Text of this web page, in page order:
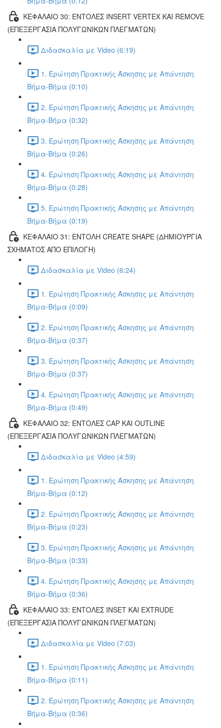
ΚΕΦΑΛΑΙΟ 30: ΕΝΤΟΛΕΣ INSERT VERTEX ΚΑΙ REMOVE
(ΕΠΕΞΕΡΓΑΣΙΑ ΠΟΛΥΓΩΝΙΚΩΝ ΠΛΕΓΜΑΤΩΝ)
Διδασκαλία με Video (6:19)
1. Ερώτηση Πρακτικής Άσκησης με Απάντηση
Βήμα-Βήμα (0:10)
2. Ερώτηση Πρακτικής Άσκησης με Απάντηση
Βήμα-Βήμα (0:32)
3. Ερώτηση Πρακτικής Άσκησης με Απάντηση
Βήμα-Βήμα (0:26)
4. Ερώτηση Πρακτικής Άσκησης με Απάντηση
Βήμα-Βήμα (0:28)
5. Ερώτηση Πρακτικής Άσκησης με Απάντηση
Βήμα-Βήμα (0:19)
ΚΕΦΑΛΑΙΟ 31: ΕΝΤΟΛΗ CREATE SHAPE (ΔΗΜΙΟΥΡΓΙΑ
ΣΧΗΜΑΤΟΣ ΑΠΟ ΕΠΙΛΟΓΗ)
Διδασκαλία με Video (6:24)
1. Ερώτηση Πρακτικής Άσκησης με Απάντηση
Βήμα-Βήμα (0:09)
2. Ερώτηση Πρακτικής Άσκησης με Απάντηση
Βήμα-Βήμα (0:37)
3. Ερώτηση Πρακτικής Άσκησης με Απάντηση
Βήμα-Βήμα (0:37)
4. Ερώτηση Πρακτικής Άσκησης με Απάντηση
Βήμα-Βήμα (0:49)
ΚΕΦΑΛΑΙΟ 32: ΕΝΤΟΛΕΣ CAP ΚΑΙ OUTLINE
(ΕΠΕΞΕΡΓΑΣΙΑ ΠΟΛΥΓΩΝΙΚΩΝ ΠΛΕΓΜΑΤΩΝ)
Διδασκαλία με Video (4:59)
1. Ερώτηση Πρακτικής Άσκησης με Απάντηση
Βήμα-Βήμα (0:12)
2. Ερώτηση Πρακτικής Άσκησης με Απάντηση
Βήμα-Βήμα (0:23)
3. Ερώτηση Πρακτικής Άσκησης με Απάντηση
Βήμα-Βήμα (0:33)
4. Ερώτηση Πρακτικής Άσκησης με Απάντηση
Βήμα-Βήμα (0:36)
ΚΕΦΑΛΑΙΟ 33: ΕΝΤΟΛΕΣ INSET ΚΑΙ EXTRUDE
(ΕΠΕΞΕΡΓΑΣΙΑ ΠΟΛΥΓΩΝΙΚΩΝ ΠΛΕΓΜΑΤΩΝ)
Διδασκαλία με Video (7:03)
1. Ερώτηση Πρακτικής Άσκησης με Απάντηση
Βήμα-Βήμα (0:11)
2. Ερώτηση Πρακτικής Άσκησης με Απάντηση
Βήμα-Βήμα (0:36)